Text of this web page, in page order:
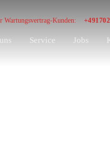
Wartungsvertrag-Kunden:
Service Jobs